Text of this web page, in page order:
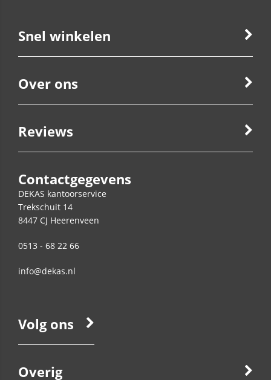
Snel winkelen
Over ons
Reviews
Contactgegevens
DEKAS kantoorservice
Trekschuit 14
8447 CJ Heerenveen
0513 - 68 22 66
info@dekas.nl
Volg ons
Overig